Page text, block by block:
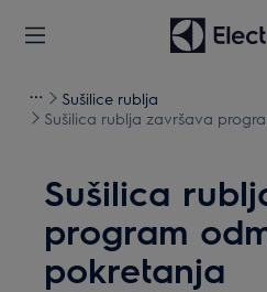
Sušilice rublja
Sušilica rublja završava
Sušilica
program
pokretanja